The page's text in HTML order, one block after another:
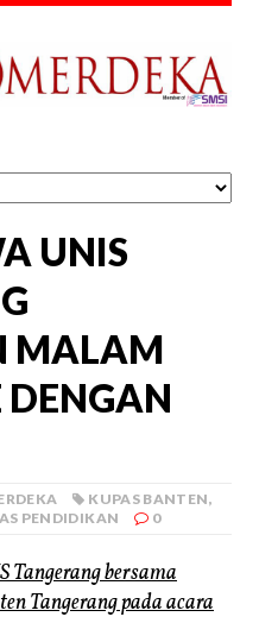
UNIS
MALAM
KUPAS BANTEN,
PENDIDIKAN 0